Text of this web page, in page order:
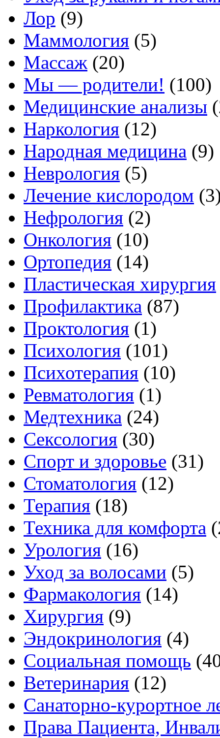
Лор (9)
Маммология (5)
Массаж (20)
Мы — родители! (100)
Медицинские анализы
Наркология (12)
Народная медицина (9)
Неврология (5)
Лечение кислородом
Нефрология (2)
Онкология (10)
Ортопедия (14)
Пластическая хирургия
Профилактика (87)
Проктология (1)
Психология (101)
Психотерапия (10)
Ревматология (1)
Медтехника (24)
Сексология (30)
Спорт и здоровье (31)
Стоматология (12)
Терапия (18)
Техника для комфорта
Урология (16)
Уход за волосами (5)
Фармакология (14)
Хирургия (9)
Эндокринология (4)
Социальная помощь
Ветеринария (12)
Санаторно-курортное
Права Пациента,